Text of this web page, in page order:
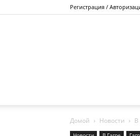
Регистрация /
Домой Новости В